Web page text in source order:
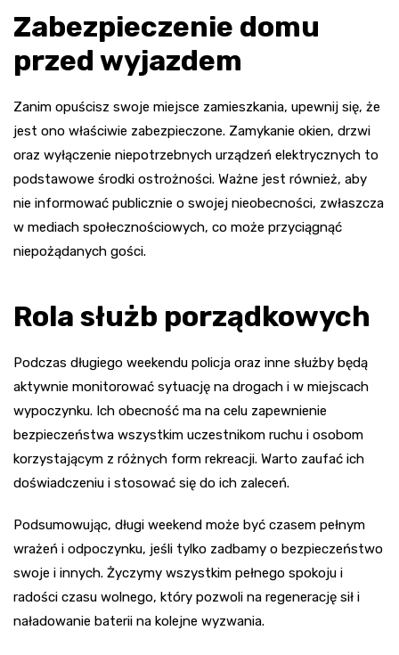
Zabezpieczenie domu
przed wyjazdem
Zanim opuścisz swoje miejsce zamieszkania, upewnij się, że
jest ono właściwie zabezpieczone. Zamykanie okien, drzwi
oraz wyłączenie niepotrzebnych urządzeń elektrycznych to
podstawowe środki ostrożności. Ważne jest również, aby
nie informować publicznie o swojej nieobecności, zwłaszcza
w mediach społecznościowych, co może przyciągnąć
niepożądanych gości.
Rola służb porządkowych
Podczas długiego weekendu policja oraz inne służby będą
aktywnie monitorować sytuację na drogach i w miejscach
wypoczynku. Ich obecność ma na celu zapewnienie
bezpieczeństwa wszystkim uczestnikom ruchu i osobom
korzystającym z różnych form rekreacji. Warto zaufać ich
doświadczeniu i stosować się do ich zaleceń.
Podsumowując, długi weekend może być czasem pełnym
wrażeń i odpoczynku, jeśli tylko zadbamy o bezpieczeństwo
swoje i innych. Życzymy wszystkim pełnego spokoju i
radości czasu wolnego, który pozwoli na regenerację sił i
naładowanie baterii na kolejne wyzwania.